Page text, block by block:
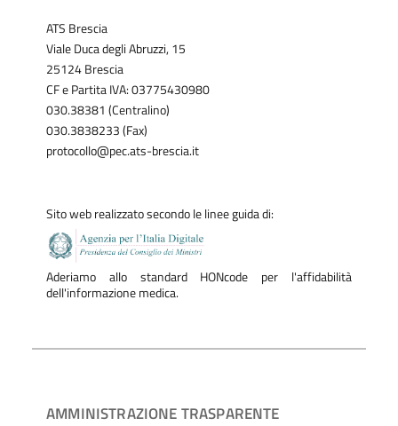
ATS Brescia
Viale Duca degli Abruzzi, 15
25124 Brescia
CF e Partita IVA: 03775430980
030.38381 (Centralino)
030.3838233 (Fax)
protocollo@pec.ats-brescia.it
Sito web realizzato secondo le linee guida di:
Aderiamo allo standard HONcode per l'affidabilità
dell'informazione medica.
AMMINISTRAZIONE TRASPARENTE